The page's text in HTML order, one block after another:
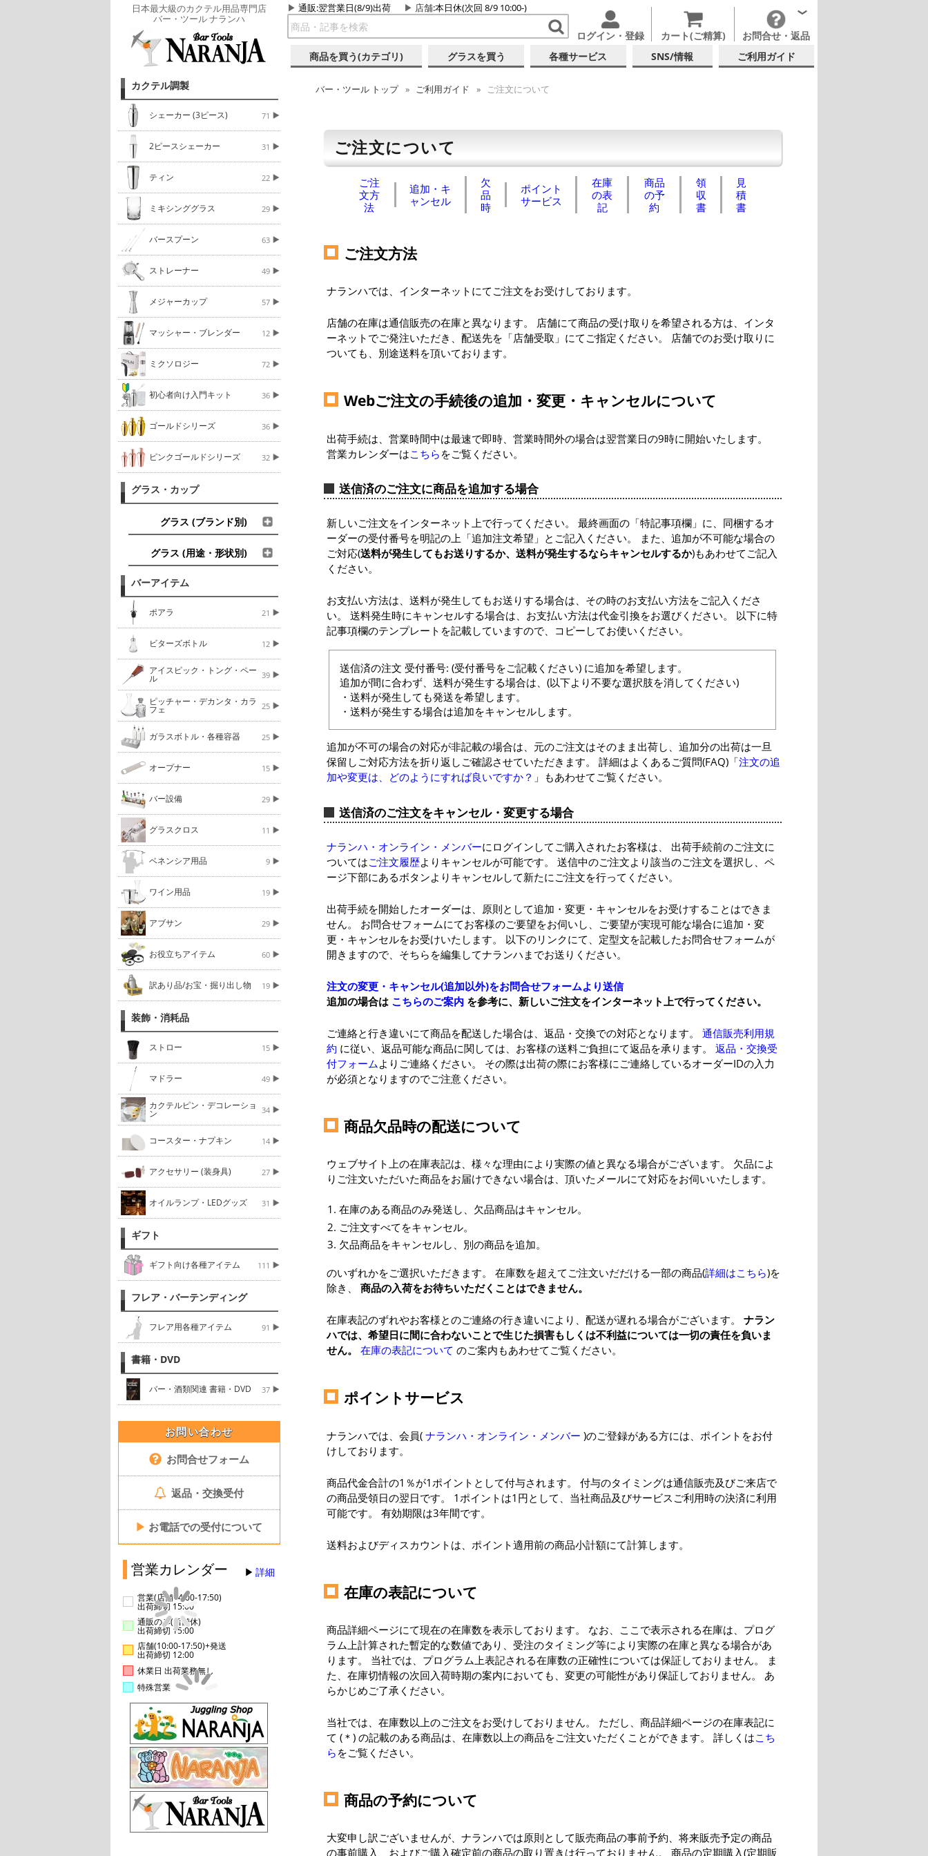
日本最大級のカクテル用品専門店
バー・ツール ナランハ
通販:翌営業日(8/9)出荷 店舗:本日休(次回 8/9 10:00-)
ログイン・登録 カート(ご精算) お問合せ・返品
商品を買う(カテゴリ) グラスを買う 各種サービス SNS/情報 ご利用ガイド
カクテル調製
シェーカー (3ピース) 71
2ピースシェーカー 31
ティン 22
ミキシンググラス 29
バースプーン 63
ストレーナー 49
メジャーカップ 57
マッシャー・ブレンダー 12
ミクソロジー 72
初心者向け入門キット 36
ゴールドシリーズ 36
ピンクゴールドシリーズ 32
グラス・カップ
グラス (ブランド別)
グラス (用途・形状別)
バーアイテム
ポアラ 21
ビターズボトル 12
アイスピック・トング・ペー
ル 39
ピッチャー・デカンタ・カラ
フェ 25
ガラスボトル・各種容器 25
オープナー 15
バー設備 29
グラスクロス 11
ベネンシア用品 9
ワイン用品 19
アブサン 29
お役立ちアイテム 60
訳あり品/お宝・掘り出し物 19
装飾・消耗品
ストロー 15
マドラー 49
カクテルピン・デコレーショ
ン 34
コースター・ナプキン 14
アクセサリー (装身具) 27
オイルランプ・LEDグッズ 31
ギフト
ギフト向け各種アイテム 111
フレア・バーテンディング
フレア用各種アイテム 91
書籍・DVD
バー・酒類関連 書籍・DVD 37
お問い合わせ
お問合せフォーム
返品・交換受付
▶ お電話での受付について
営業カレンダー 詳細
営業(店舗14:00-17:50)
出荷締切 15:00
通販のみ(店舗休)
出荷締切 15:00
店舗(10:00-17:50)+発送
出荷締切 12:00
休業日 出荷業務無し
特殊営業
バー・ツールトップ ご利用ガイド ご注文について
ご注文について
ご注
文方
法
追加・キ
ャンセル
欠
品
時
ポイント
サービス
在庫
の表
記
商品
の予
約
領
収
書
見
積
書
ご注文方法
ナランハでは、インターネットにてご注文をお受けしております。
店舗の在庫は通信販売の在庫と異なります。 店舗にて商品の受け取りを希望される方は、インタ
ーネットでご発注いただき、配送先を「店舗受取」にてご指定ください。 店舗でのお受け取りに
ついても、別途送料を頂いております。
Webご注文の手続後の追加・変更・キャンセルについて
出荷手続は、営業時間中は最速で即時、営業時間外の場合は翌営業日の9時に開始いたします。
営業カレンダーはこちら をご覧ください。
送信済のご注文に商品を追加する場合
新しいご注文をインターネット上で行ってください。 最終画面の「特記事項欄」に、同梱するオ
ーダーの受付番号を明記の上「追加注文希望」とご記入ください。 また、追加が不可能な場合の
ご対応(送料が発生してもお送りするか、送料が発生するならキャンセルするか)もあわせてご記入
ください。
お支払い方法は、送料が発生してもお送りする場合は、その時のお支払い方法をご記入くださ
い。 送料発生時にキャンセルする場合は、お支払い方法は代金引換をお選びください。 以下に特
記事項欄のテンプレートを記載していますので、コピーしてお使いください。
送信済の注文 受付番号: (受付番号をご記載ください) に追加を希望します。
追加が間に合わず、送料が発生する場合は、(以下より不要な選択肢を消してください)
・送料が発生しても発送を希望します。
・送料が発生する場合は追加をキャンセルします。
追加が不可の場合の対応が非記載の場合は、元のご注文はそのまま出荷し、追加分の出荷は一旦
保留しご対応方法を折り返しご確認させていただきます。 詳細はよくあるご質問(FAQ)「注文の追
加や変更は、どのようにすれば良いですか？ 」もあわせてご覧ください。
送信済のご注文をキャンセル・変更する場合
ナランハ・オンライン・メンバーにログインしてご購入されたお客様は、 出荷手続前のご注文に
ついてはご注文履歴よりキャンセルが可能です。 送信中のご注文より該当のご注文を選択し、ペ
ージ下部にあるボタンよりキャンセルして新たにご注文を行ってください。
出荷手続を開始したオーダーは、原則として追加・変更・キャンセルをお受けすることはできま
せん。 お問合せフォームにてお客様のご要望をお伺いし、ご要望が実現可能な場合に追加・変
更・キャンセルをお受けいたします。 以下のリンクにて、定型文を記載したお問合せフォームが
開きますので、そちらを編集してナランハまでお送りください。
注文の変更・キャンセル(追加以外)をお問合せフォームより送信
追加の場合は こちらのご案内 を参考に、新しいご注文をインターネット上で行ってください。
ご連絡と行き違いにて商品を配送した場合は、返品・交換での対応となります。 通信販売利用規
約 に従い、返品可能な商品に関しては、お客様の送料ご負担にて返品を承ります。 返品・交換受
付フォーム よりご連絡ください。 その際は出荷の際にお客様にご連絡しているオーダーIDの入力
が必須となりますのでご注意ください。
商品欠品時の配送について
ウェブサイト上の在庫表記は、様々な理由により実際の値と異なる場合がございます。 欠品によ
りご注文いただいた商品をお届けできない場合は、頂いたメールにて対応をお伺いいたします。
在庫のある商品のみ発送し、欠品商品はキャンセル。
ご注文すべてをキャンセル。
欠品商品をキャンセルし、別の商品を追加。
のいずれかをご選択いただきます。 在庫数を超えてご注文いだだける一部の商品(詳細はこちら)を
除き、 商品の入荷をお待ちいただくことはできません。
在庫表記のずれやお客様とのご連絡の行き違いにより、配送が遅れる場合がございます。 ナラン
ハでは、希望日に間に合わないことで生じた損害もしくは不利益については一切の責任を負いま
せん。
在庫の表記について のご案内もあわせてご覧ください。
ポイントサービス
ナランハでは、会員( ナランハ・オンライン・メンバー )のご登録がある方には、ポイントをお付
けしております。
商品代金合計の1％が1ポイントとして付与されます。 付与のタイミングは通信販売及びご来店で
の商品受領日の翌日です。 1ポイントは1円として、当社商品及びサービスご利用時の決済に利用
可能です。 有効期限は3年間です。
送料およびディスカウントは、ポイント適用前の商品小計額にて計算します。
在庫の表記について
商品詳細ページにて現在の在庫数を表示しております。 なお、ここで表示される在庫は、プログ
ラム上計算された暫定的な数値であり、受注のタイミング等により実際の在庫と異なる場合があ
ります。 当社では、プログラム上表記される在庫数の正確性については保証しておりません。 ま
た、在庫切情報の次回入荷時期の案内においても、変更の可能性があり保証しておりません。 あ
らかじめご了承ください。
当社では、在庫数以上のご注文をお受けしておりません。 ただし、商品詳細ページの在庫表記に
て (＊) の記載のある商品は、在庫数以上の商品をご注文いただくことができます。 詳しくはこち
ら をご覧ください。
商品の予約について
大変申し訳ございませんが、ナランハでは原則として販売商品の事前予約、将来販売予定の商品
の事前購入、およびご購入確定前の商品の取り置きは行っておりません。 商品の定期購入(定期販